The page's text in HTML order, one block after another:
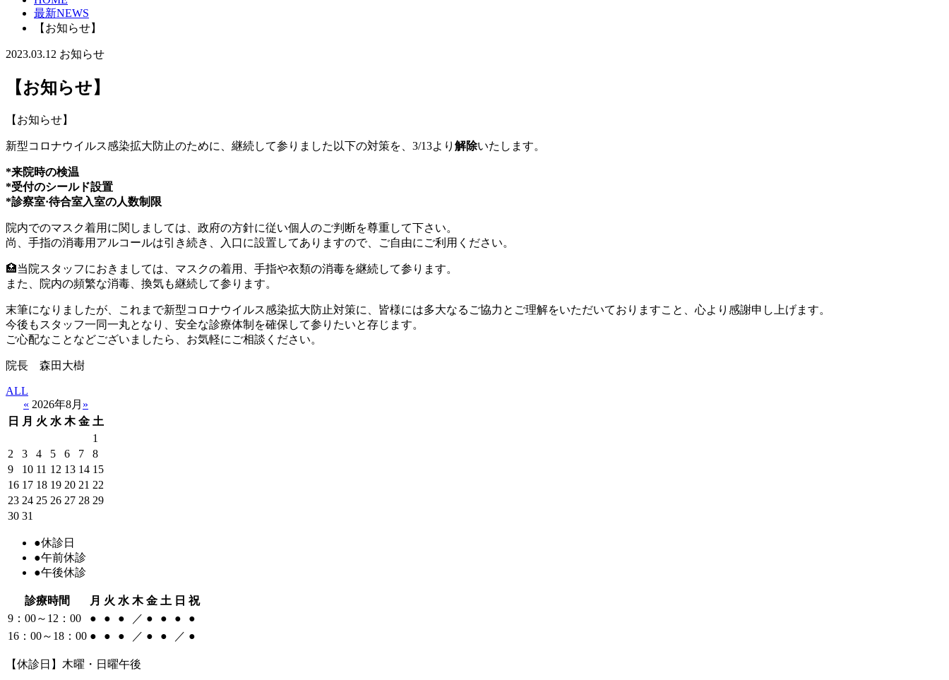
最新NEWS
【お知らせ】
2023.03.12 お知らせ
【お知らせ】
【お知らせ】
新型コロナウイルス感染拡大防止のために、継続して参りました以下の対策を、3/13より 解除いたします。
*来院時の検温
*受付のシールド設置
*診察室·待合室入室の人数制限
院内でのマスク着用に関しましては、政府の方針に従い個人のご判断を尊重して下さい。
尚、手指の消毒用アルコールは引き続き、入口に設置してありますので、ご自由にご利用ください。
🏥当院スタッフにおきましては、マスクの着用、手指や衣類の消毒を継続して参ります。
また、院内の頻繁な消毒、換気も継続して参ります。
末筆になりましたが、これまで新型コロナウイルス感染拡大防止対策に、皆様には多大なるご協力とご理解をいただいておりますこと、心より感謝申し上げます。
今後もスタッフ一同一丸となり、安全な診療体制を確保して参りたいと存じます。
ご心配なことなどございましたら、お気軽にご相談ください。
院長 森田大樹
ALL
« 2026年8月 »
日
月 火 水 木 金 土
1
2
3 4 5 6 7
8
9
10 11 12 13 14 15
16 17 18 19 20 21 22
23 24 25 26 27 28 29
30 31
●休診日
●午前休診
●午後休診
診療時間 月 火 水 木 金 土 日 祝
9：00～12：00
● ● ● ／ ● ● ●
●
16：00～18：00 ● ● ● ／ ● ● ／ ●
【休診日】木曜・日曜午後